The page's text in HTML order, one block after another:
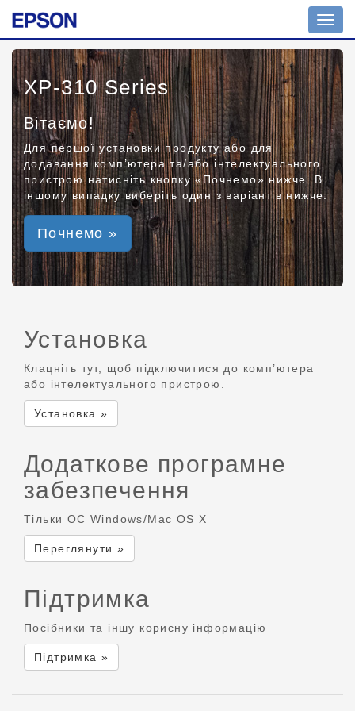
XP-310 Series
Вітаємо!
Для першої установки продукту або для
додавання комп’ютера та/або інтелектуального
пристрою натисніть кнопку «Почнемо» нижче. В
іншому випадку виберіть один з варіантів нижче.
Почнемо »
Установка
Клацніть тут, щоб підключитися до комп’ютера
або інтелектуального пристрою.
Установка »
Додаткове програмне
забезпечення
Тільки ОС Windows/Mac OS X
Переглянути »
Підтримка
Посібники та іншу корисну інформацію
Підтримка »